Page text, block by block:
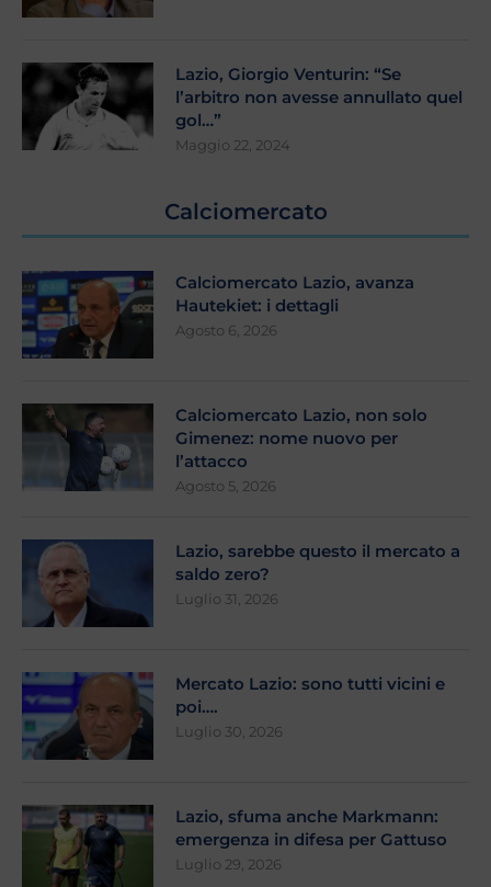
Lazio, Giorgio Venturin: “Se
l’arbitro non avesse annullato quel
gol…”
Maggio 22, 2024
Calciomercato
Calciomercato Lazio, avanza
Hautekiet: i dettagli
Agosto 6, 2026
Calciomercato Lazio, non solo
Gimenez: nome nuovo per
l’attacco
Agosto 5, 2026
Lazio, sarebbe questo il mercato a
saldo zero?
Luglio 31, 2026
Mercato Lazio: sono tutti vicini e
poi….
Luglio 30, 2026
Lazio, sfuma anche Markmann:
emergenza in difesa per Gattuso
Luglio 29, 2026